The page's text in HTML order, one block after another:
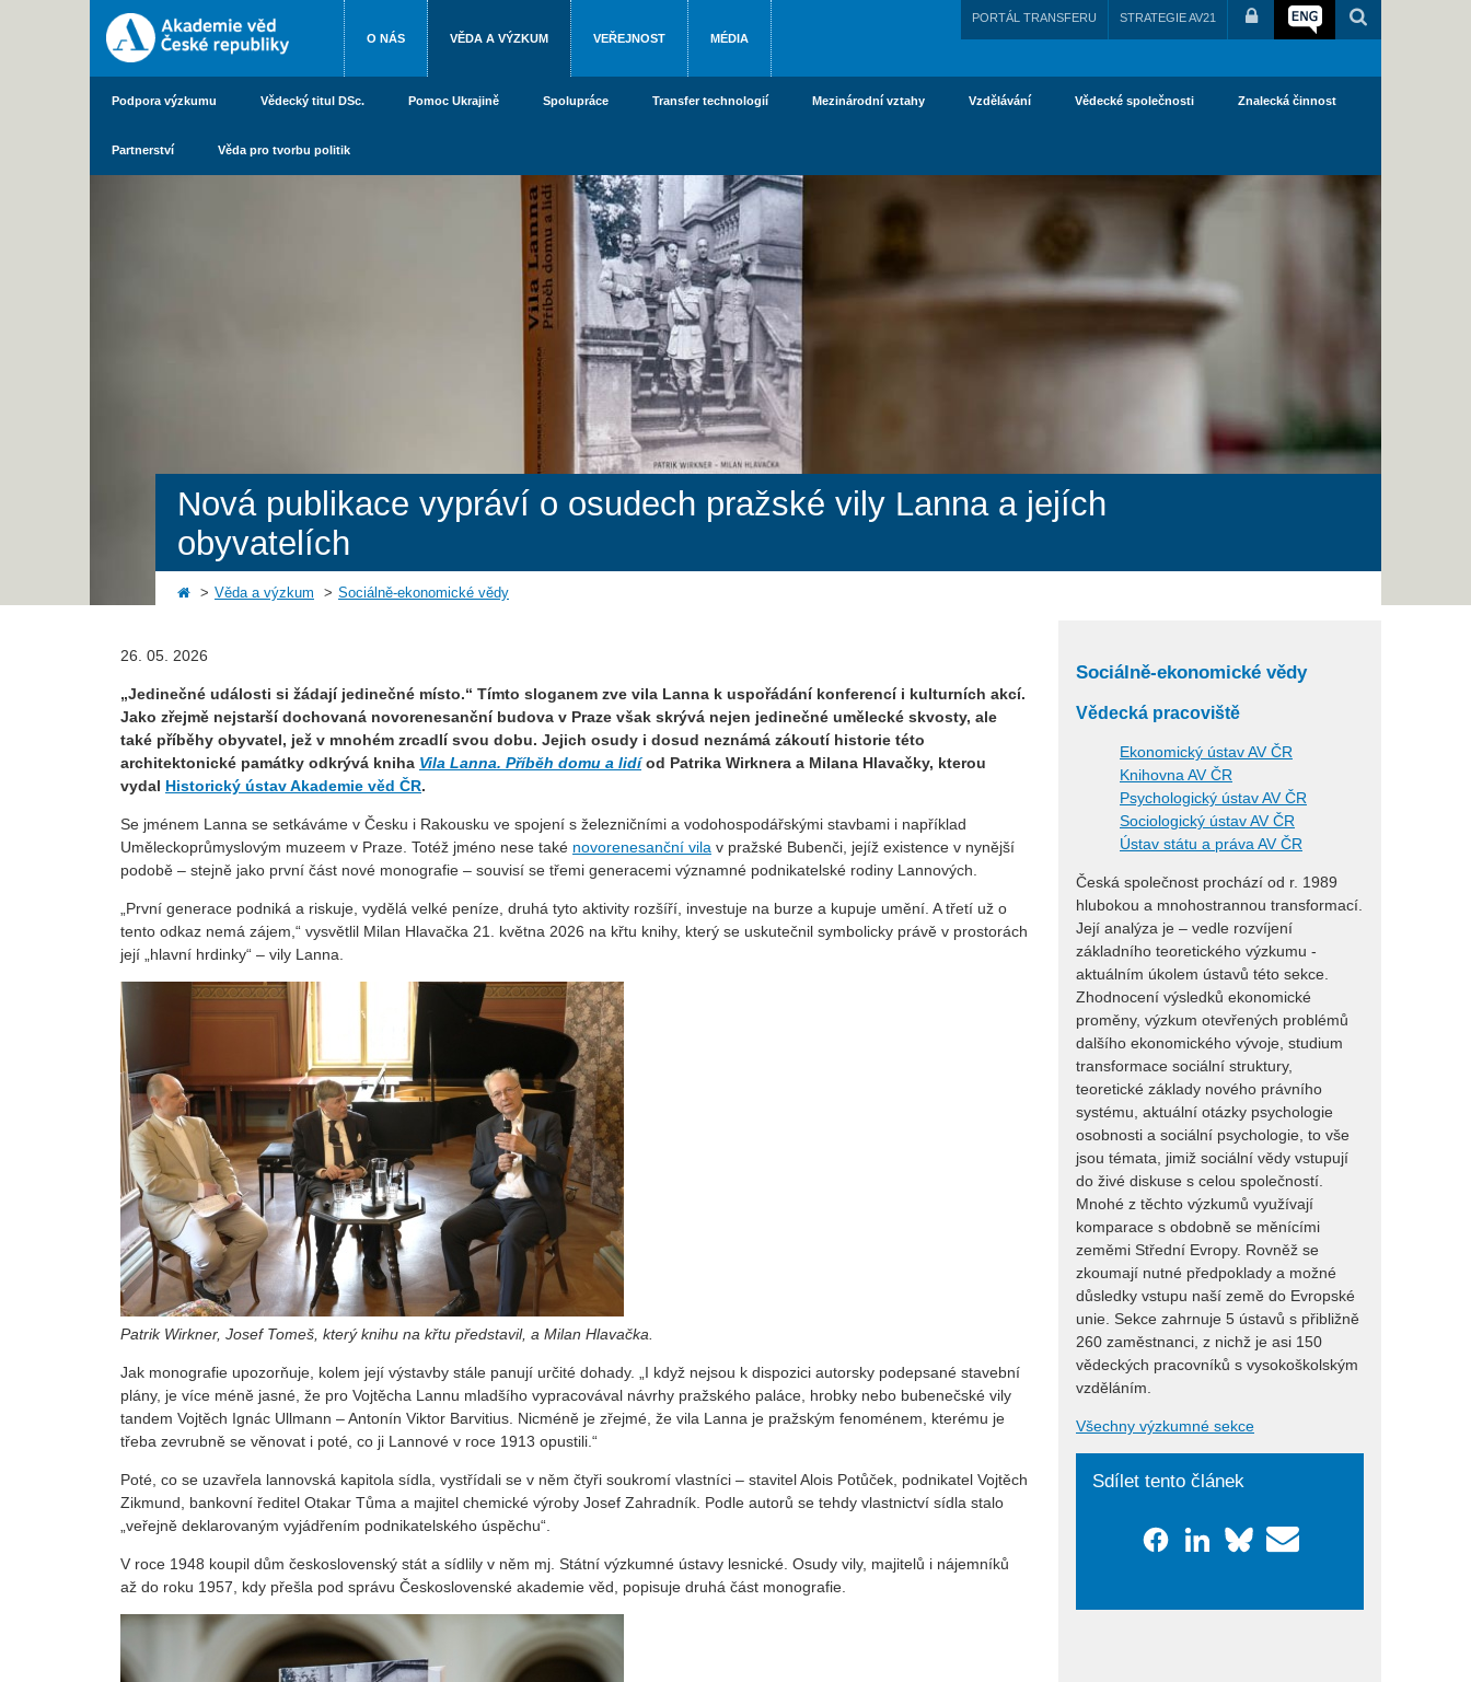
O NÁS VĚDA A VÝZKUM VEŘEJNOST MÉDIA
PORTÁL TRANSFERU STRATEGIE AV21
Podpora výzkumu Vědecký titul DSc. Pomoc Ukrajině Spolupráce Transfer technologií Mezinárodní vztahy Vzdělávání Vědecké společnosti Znalecká činnost
Partnerství Věda pro tvorbu politik
Nová publikace vypráví o osudech pražské vily Lanna a jejích
obyvatelích
Věda a výzkum Sociálně-ekonomické vědy
26. 05. 2026
„Jedinečné události si žádají jedinečné místo.“ Tímto sloganem zve vila Lanna k uspořádání konferencí i kulturních akcí.
Jako zřejmě nejstarší dochovaná novorenesanční budova v Praze však skrývá nejen jedinečné umělecké skvosty, ale
také příběhy obyvatel, jež v mnohém zrcadlí svou dobu. Jejich osudy i dosud neznámá zákoutí historie této
architektonické památky odkrývá kniha Vila Lanna. Příběh domu a lidíod Patrika Wirknera a Milana Hlavačky, kterou
vydal Historický ústav Akademie věd ČR.
Se jménem Lanna se setkáváme v Česku i Rakousku ve spojení s železničními a vodohospodářskými stavbami i například
Uměleckoprůmyslovým muzeem v Praze. Totéž jméno nese také novorenesanční vila v pražské Bubenči, jejíž existence v nynější
podobě – stejně jako první část nové monografie – souvisí se třemi generacemi významné podnikatelské rodiny Lannových.
„První generace podniká a riskuje, vydělá velké peníze, druhá tyto aktivity rozšíří, investuje na burze a kupuje umění. A třetí už o
tento odkaz nemá zájem,“ vysvětlil Milan Hlavačka 21. května 2026 na křtu knihy, který se uskutečnil symbolicky právě v prostorách
její „hlavní hrdinky“ – vily Lanna.
Patrik Wirkner, Josef Tomeš, který knihu na křtu představil, a Milan Hlavačka.
Jak monografie upozorňuje, kolem její výstavby stále panují určité dohady. „I když nejsou k dispozici autorsky podepsané stavební
plány, je více méně jasné, že pro Vojtěcha Lannu mladšího vypracovával návrhy pražského paláce, hrobky nebo bubenečské vily
tandem Vojtěch Ignác Ullmann – Antonín Viktor Barvitius. Nicméně je zřejmé, že vila Lanna je pražským fenoménem, kterému je
třeba zevrubně se věnovat i poté, co ji Lannové v roce 1913 opustili.“
Poté, co se uzavřela lannovská kapitola sídla, vystřídali se v něm čtyři soukromí vlastníci – stavitel Alois Potůček, podnikatel Vojtěch
Zikmund, bankovní ředitel Otakar Tůma a majitel chemické výroby Josef Zahradník. Podle autorů se tehdy vlastnictví sídla stalo
„veřejně deklarovaným vyjádřením podnikatelského úspěchu“.
V roce 1948 koupil dům československý stát a sídlily v něm mj. Státní výzkumné ústavy lesnické. Osudy vily, majitelů i nájemníků
až do roku 1957, kdy přešla pod správu Československé akademie věd, popisuje druhá část monografie.
Sociálně-ekonomické vědy
Vědecká pracoviště
Ekonomický ústav AV ČR
Knihovna AV ČR
Psychologický ústav AV ČR
Sociologický ústav AV ČR
Ústav státu a práva AV ČR
Česká společnost prochází od r. 1989
hlubokou a mnohostrannou transformací.
Její analýza je – vedle rozvíjení
základního teoretického výzkumu -
aktuálním úkolem ústavů této sekce.
Zhodnocení výsledků ekonomické
proměny, výzkum otevřených problémů
dalšího ekonomického vývoje, studium
transformace sociální struktury,
teoretické základy nového právního
systému, aktuální otázky psychologie
osobnosti a sociální psychologie, to vše
jsou témata, jimiž sociální vědy vstupují
do živé diskuse s celou společností.
Mnohé z těchto výzkumů využívají
komparace s obdobně se měnícími
zeměmi Střední Evropy. Rovněž se
zkoumají nutné předpoklady a možné
důsledky vstupu naší země do Evropské
unie. Sekce zahrnuje 5 ústavů s přibližně
260 zaměstnanci, z nichž je asi 150
vědeckých pracovníků s vysokoškolským
vzděláním.
Všechny výzkumné sekce
Sdílet tento článek